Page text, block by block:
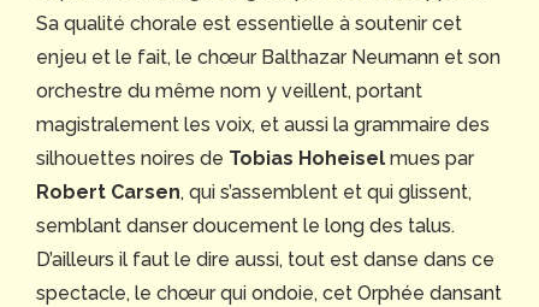
Sa qualité chorale est essentielle à soutenir cet
enjeu et le fait, le chœur Balthazar Neumann et son
orchestre du même nom y veillent, portant
magistralement les voix, et aussi la grammaire des
silhouettes noires de Tobias Hoheisel mues par
Robert Carsen, qui s’assemblent et qui glissent,
semblant danser doucement le long des talus.
D’ailleurs il faut le dire aussi, tout est danse dans ce
spectacle, le chœur qui ondoie, cet Orphée dansant